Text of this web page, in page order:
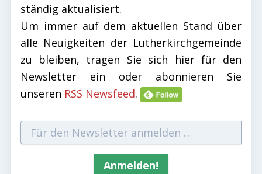
ständig aktualisiert.
Um immer auf dem aktuellen Stand über
alle Neuigkeiten der Lutherkirchgemeinde
zu bleiben, tragen Sie sich hier für den
Newsletter ein oder abonnieren Sie
unseren RSS Newsfeed.